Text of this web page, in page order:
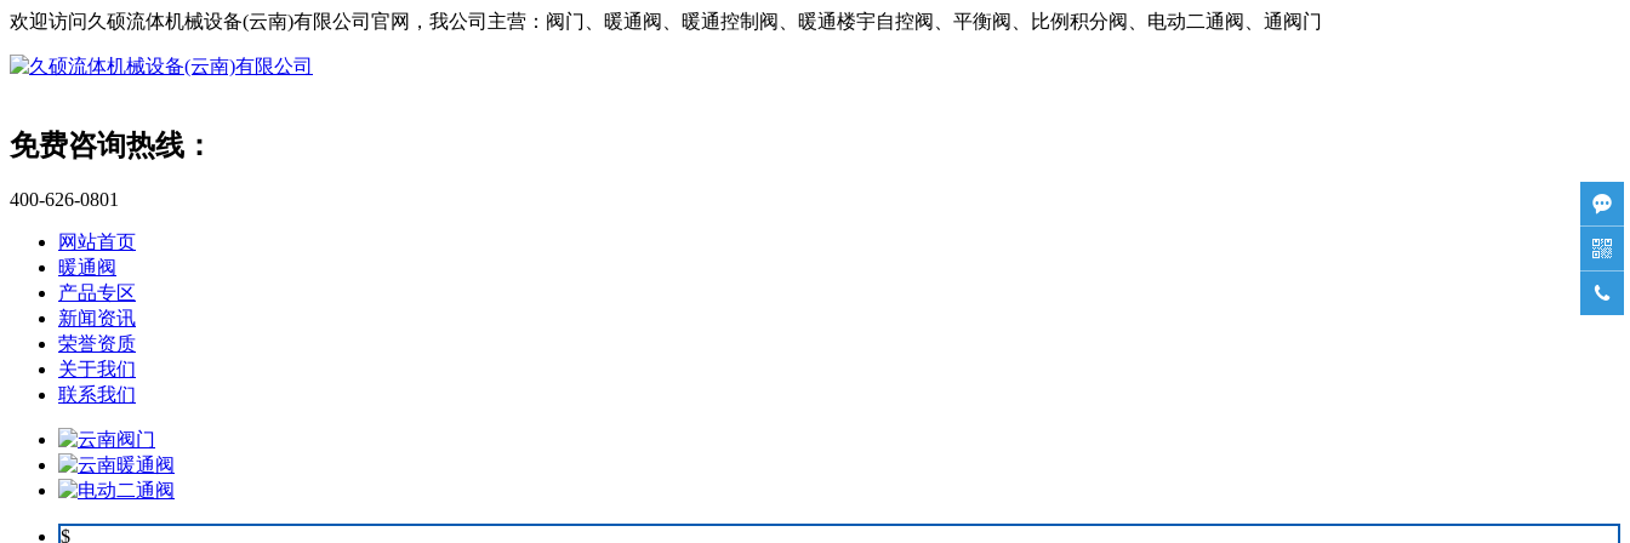
欢迎访问久硕流体机械设备(云南)有限公司官网，我公司主营：阀门、暖通阀、暖通控制阀、暖通楼宇自控阀、平衡阀、比例积分阀、电动二通阀、通阀门
免费咨询热线：
400-626-0801
网站首页
暖通阀
产品专区
新闻资讯
荣誉资质
关于我们
联系我们
$


